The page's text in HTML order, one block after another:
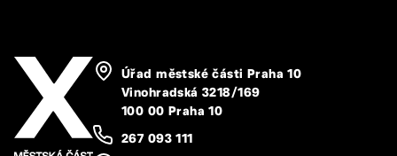
Úřad městské části Praha 10
Vinohradská 3218/169
100 00 Praha 10
267 093 111